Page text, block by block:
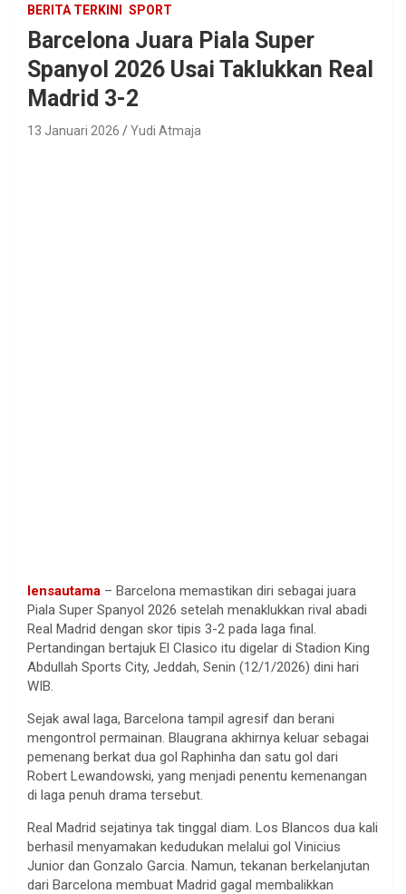
BERITA TERKINI SPORT
Barcelona Juara Piala Super
Spanyol 2026 Usai Taklukkan Real
Madrid 3-2
13 Januari 2026 Yudi Atmaja
lensautama – Barcelona memastikan diri sebagai juara
Piala Super Spanyol 2026 setelah menaklukkan rival abadi
Real Madrid dengan skor tipis 3-2 pada laga final.
Pertandingan bertajuk El Clasico itu digelar di Stadion King
Abdullah Sports City, Jeddah, Senin (12/1/2026) dini hari
WIB.
Sejak awal laga, Barcelona tampil agresif dan berani
mengontrol permainan. Blaugrana akhirnya keluar sebagai
pemenang berkat dua gol Raphinha dan satu gol dari
Robert Lewandowski, yang menjadi penentu kemenangan
di laga penuh drama tersebut.
Real Madrid sejatinya tak tinggal diam. Los Blancos dua kali
berhasil menyamakan kedudukan melalui gol Vinicius
Junior dan Gonzalo Garcia. Namun, tekanan berkelanjutan
dari Barcelona membuat Madrid gagal membalikkan